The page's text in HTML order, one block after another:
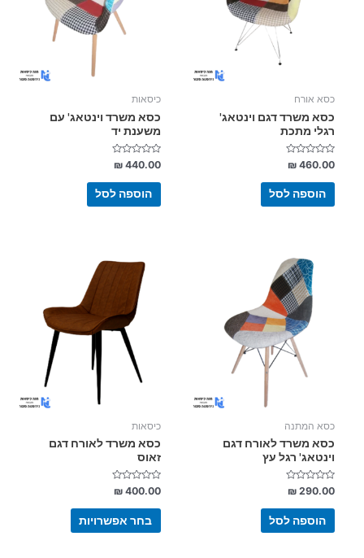
כסא אורח
כסא משרד דגם וינטאג'
רגלי מתכת
דורג
0
מתוך
₪460.00
הוספה לסל
כיסאות
כסא משרד וינטאג' עם
משענת יד
דורג
0
מתוך
₪440.00
הוספה לסל
כסא המתנה
כסא משרד לאורח דגם
וינטאג' רגל עץ
דורג
0
מתוך
₪290.00
הוספה לסל
כיסאות
כסא משרד לאורח דגם
זאוס
דורג
0
מתוך
₪400.00
בחר אפשרויות
מספר
סוגים.
ניתן
לבחור
האפשרויות
המוצר